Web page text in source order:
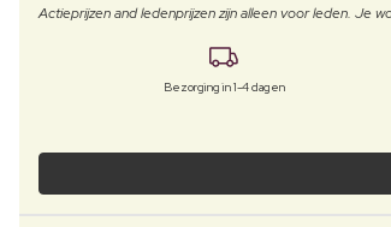
Actieprijzen and ledenprijzen zijn alleen voor leden. Je
Bezorging in 1-4 dagen